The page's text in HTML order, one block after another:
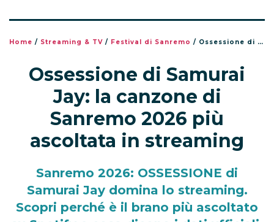
Home / Streaming & TV / Festival di Sanremo / Ossessione di Samurai Jay: la canzone di Sanremo 2026 più ascoltata in streaming
Ossessione di Samurai
Jay: la canzone di
Sanremo 2026 più
ascoltata in streaming
Sanremo 2026: OSSESSIONE di
Samurai Jay domina lo streaming.
Scopri perché è il brano più ascoltato